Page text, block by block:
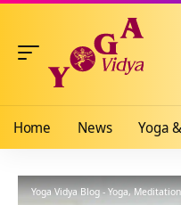
Home News Yoga
Yoga Vidya Blog - Yoga,